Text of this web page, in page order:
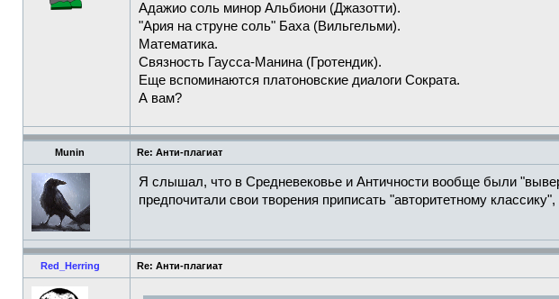
Адажио соль минор Альбиони (Джазотти).
"Ария на струне соль" Баха (Вильгельми).
Математика.
Связность Гаусса-Манина (Гротендик).
Еще вспоминаются платоновские диалоги Сократа.
А вам?
Munin Re: Анти-плагиат
Я слышал, что в Средневековье и Античности вообще были
предпочитали свои творения приписать "авторитетному
Red_Herring Re: Анти-плагиат